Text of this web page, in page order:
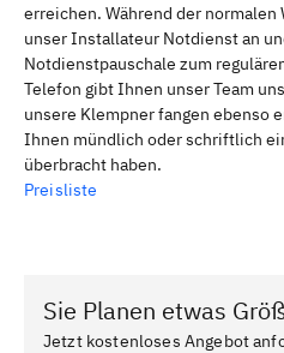
erreichen. Während der normalen
unser Installateur Notdienst an
Notdienstpauschale zum
Telefon gibt Ihnen unser Team
unsere Klempner fangen ebenso
Ihnen mündlich oder schriftlich
überbracht haben.
Preisliste
Sie Planen etwas
Jetzt kostenloses Angebot